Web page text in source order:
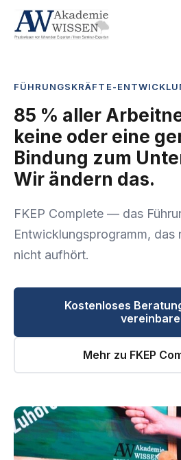
FÜHRUNGSKRÄFTE-
85 % aller
keine oder eine
Bindung zum
Wir ändern das.
FKEP Complete — das
Entwicklungsprogramm, das
nicht aufhört.
Kostenloses
Mehr zu FKEP